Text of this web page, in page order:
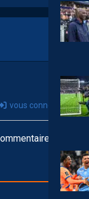
vous connecter